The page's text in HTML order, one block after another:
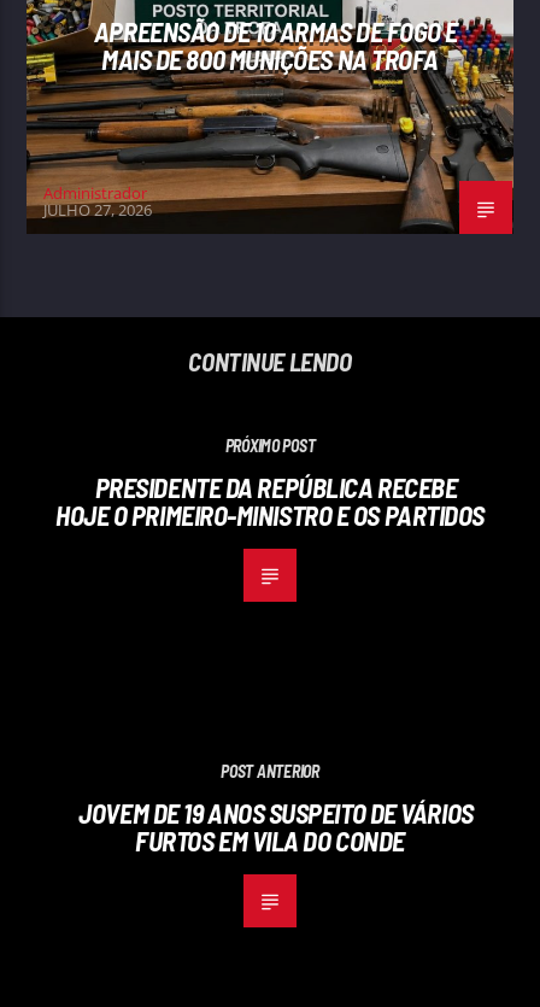
APREENSÃO DE 10 ARMAS DE FOGO E
MAIS DE 800 MUNIÇÕES NA TROFA
Administrador
JULHO 27, 2026
CONTINUE LENDO
PRÓXIMO POST
PRESIDENTE DA REPÚBLICA RECEBE
HOJE O PRIMEIRO-MINISTRO E OS PARTIDOS
POST ANTERIOR
JOVEM DE 19 ANOS SUSPEITO DE VÁRIOS
FURTOS EM VILA DO CONDE